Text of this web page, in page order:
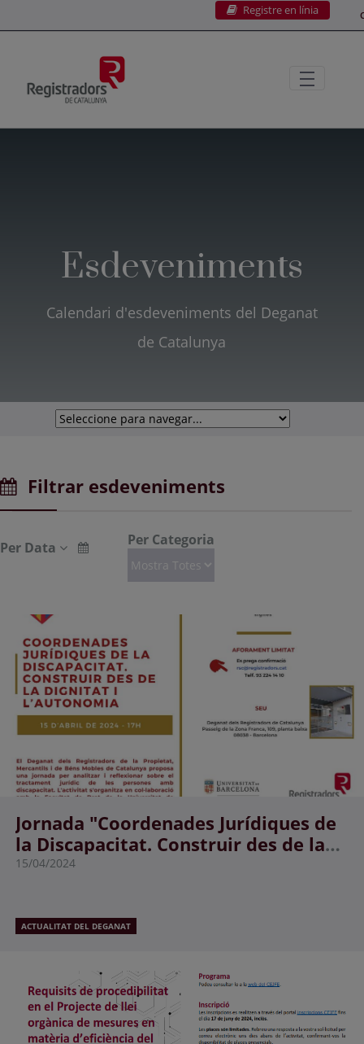
Registre en línia
Esdeveniments
Calendari d'esdeveniments del Deganat
de Catalunya
Filtrar esdeveniments
Per Data Per Categoria
Jornada "Coordenades Jurídiques de
la Discapacitat. Construir des de la
dignitat i l'autonomia"
15/04/2024
ACTUALITAT DEL DEGANAT